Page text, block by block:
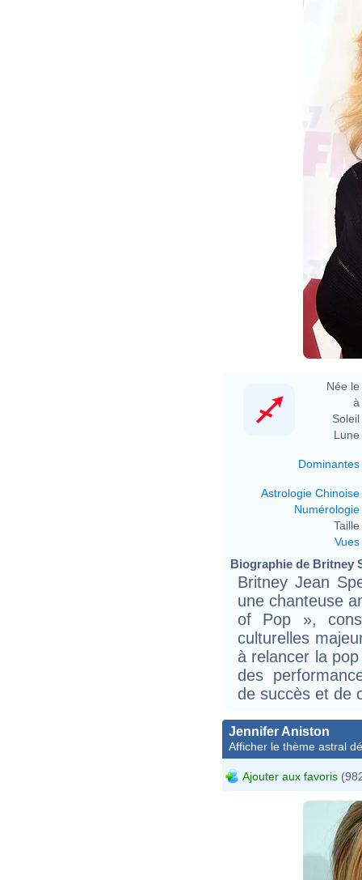
Née le
à
Soleil
Lune
Dominantes
Astrologie Chinoise
Numérologie
Taille
Vues
Biographie de Britney
Britney Jean
une chanteuse
of Pop »,
culturelles
à relancer la
des
de succès et de
Jennifer Aniston
Afficher le thème astral
Ajouter aux favoris